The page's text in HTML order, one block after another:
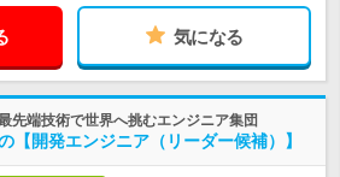
気になる
先端技術で世界へ挑むエンジニア集団
【開発エンジニア（リーダー候補）】